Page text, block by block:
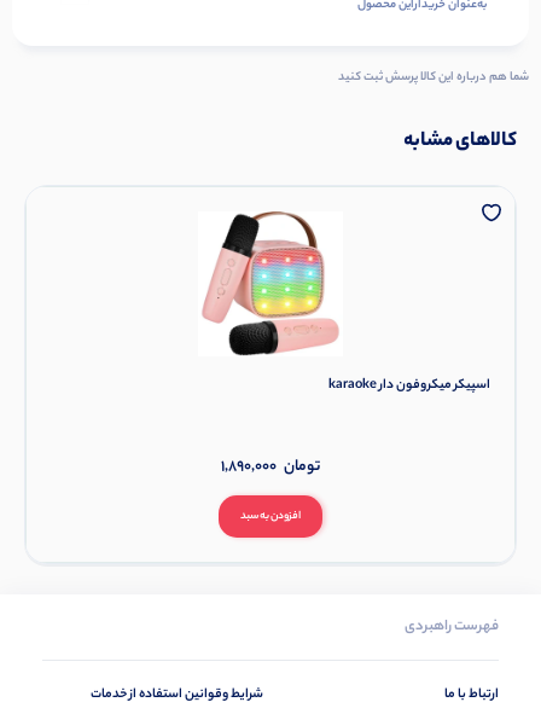
به‌عنوان ‌خریدار‌این‌ محصول
شما هم درباره این کالا پرسش ثبت کنید
کالاهای مشابه
اسپیکر میکروفون دار karaoke
افزودن به سبد
1,890,000 تومان
فهرست راهبردی
ارتباط با ما
شرایط وقوانین استفاده از خدمات